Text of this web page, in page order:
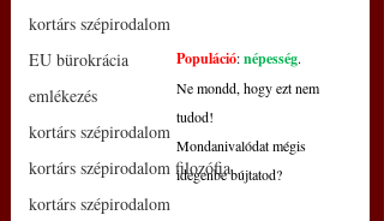
kortárs szépirodalom
EU bürokrácia
emlékezés
kortárs szépirodalom
kortárs szépirodalom filozófia
kortárs szépirodalom
Populáció: népesség.
Ne mondd, hogy ezt nem
tudod!
Mondanivalódat mégis
idegenbe bújtatod?